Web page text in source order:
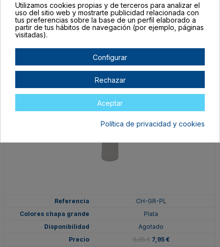
CH-GR-NG
Negro
CH-GR-PL
Plata
Agotado
9,95 € 7,95 €
Utilizamos cookies propias y de terceros para analizar el
uso del sitio web y mostrarte publicidad relacionada con
tus preferencias sobre la base de un perfil elaborado a
partir de tus hábitos de navegación (por ejemplo, páginas
visitadas).
Configurar
Rechazar
Aceptar
Política de privacidad y cookies